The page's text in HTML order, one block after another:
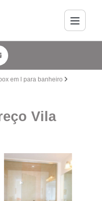
box em l para banheiro
Vila